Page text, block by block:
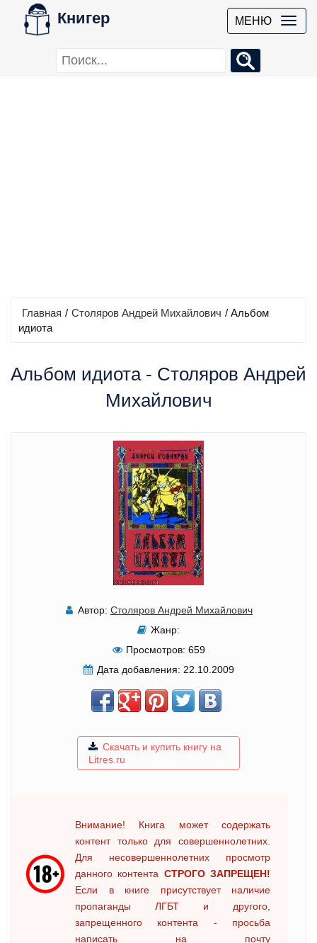
Книгер МЕНЮ
Главная / Столяров Андрей Михайлович / Альбом
идиота
Альбом идиота - Столяров Андрей
Михайлович
Автор: Столяров Андрей Михайлович
Жанр:
Просмотров: 659
Дата добавления: 22.10.2009
Скачать и купить книгу на
Litres.ru
Внимание! Книга может содержать
контент только для совершеннолетних.
Для несовершеннолетних просмотр
данного контента СТРОГО ЗАПРЕЩЕН!
Если в книге присутствует наличие
пропаганды ЛГБТ и другого,
запрещенного контента - просьба
написать на почту